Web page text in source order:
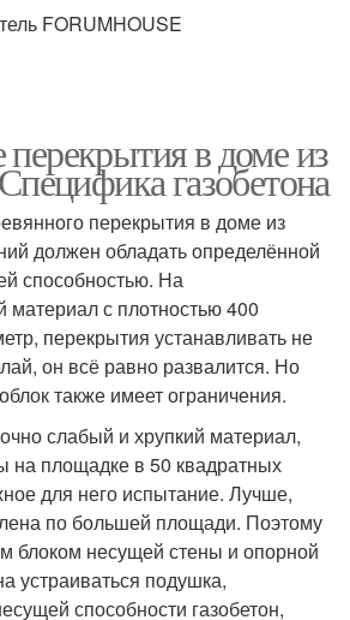
FORUMHOUSE
в доме из
газобетона
перекрытия в доме из
должен обладать определённой
способностью. На
материал с плотностью 400
перекрытия устанавливать не
он всё равно развалится. Но
также имеет ограничения.
слабый и хрупкий материал,
на площадке в 50 квадратных
для него испытание. Лучше,
по большей площади. Поэтому
блоком несущей стены и опорной
устраиваться подушка,
способности газобетон,